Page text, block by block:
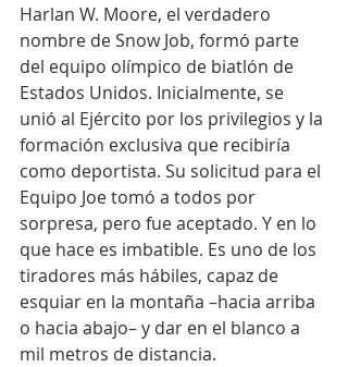
Harlan W. Moore, el verdadero
nombre de Snow Job, formó parte
del equipo olímpico de biatlón de
Estados Unidos. Inicialmente, se
unió al Ejército por los privilegios y la
formación exclusiva que recibiría
como deportista. Su solicitud para el
Equipo Joe tomó a todos por
sorpresa, pero fue aceptado. Y en lo
que hace es imbatible. Es uno de los
tiradores más hábiles, capaz de
esquiar en la montaña –hacia arriba
o hacia abajo– y dar en el blanco a
mil metros de distancia.